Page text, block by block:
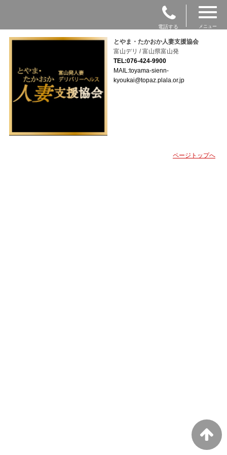
電話する メニュー
とやま・たかおか人妻支援協会
富山デリ / 富山県富山発
TEL:076-424-9900
MAIL:toyama-sienn-
kyoukai@topaz.plala.or.jp
ページトップへ